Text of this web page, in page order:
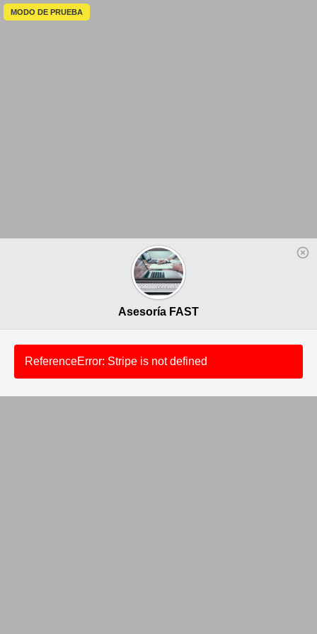
MODO DE PRUEBA
Asesoría FAST
ReferenceError: Stripe is not defined